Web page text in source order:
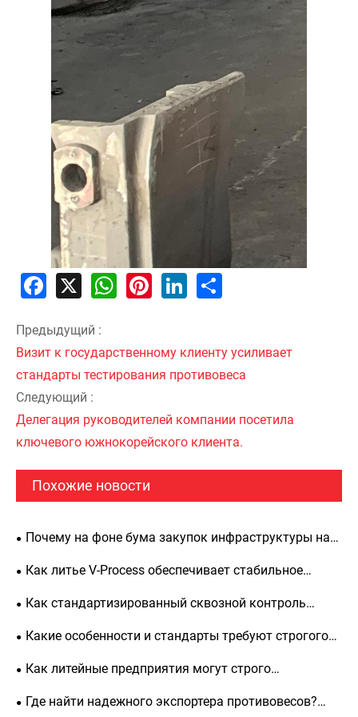
Facebook
X WhatsAppPinterestLinkedInShare
Предыдущий :
Визит к государственному клиенту усиливает
стандарты тестирования противовеса
Следующий :
Делегация руководителей компании посетила
ключевого южнокорейского клиента.
Похожие новости
Почему на фоне бума закупок инфраструктуры на
Ближнем Востоке зарубежные клиенты так любят
Как литье V-Process обеспечивает стабильное
качество? Zunhua Shengjian Fanrong публикует
вспомогательных плавильных добавок
Как стандартизированный сквозной контроль
процесса обеспечивает качество чугунных
Какие особенности и стандарты требуют строгого
контроля при поставке чугунных противовесов для
Как литейные предприятия могут строго
контролировать сырье и вспомогательные
Где найти надежного экспортера противовесов?